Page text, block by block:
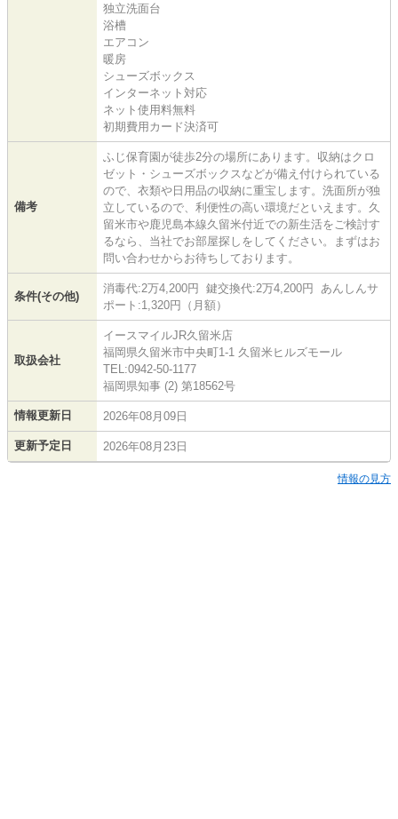
独立洗面台
浴槽
エアコン
暖房
シューズボックス
インターネット対応
ネット使用料無料
初期費用カード決済可
備考
ふじ保育園が徒歩2分の場所にあります。収納はクロ
ゼット・シューズボックスなどが備え付けられている
ので、衣類や日用品の収納に重宝します。洗面所が独
立しているので、利便性の高い環境だといえます。久
留米市や鹿児島本線久留米付近での新生活をご検討す
るなら、当社でお部屋探しをしてください。まずはお
問い合わせからお待ちしております。
条件(その他)
消毒代:2万4,200円 鍵交換代:2万4,200円 あんしんサ
ポート:1,320円（月額）
取扱会社
イースマイルJR久留米店
福岡県久留米市中央町1-1 久留米ヒルズモール
TEL:0942-50-1177
福岡県知事 (2) 第18562号
情報更新日 2026年08月09日
更新予定日 2026年08月23日
情報の見方